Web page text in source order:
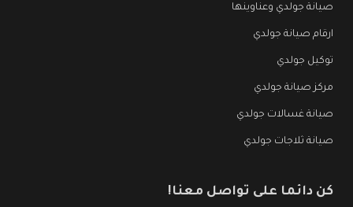
صيانة جولدي وعناوينها
ارقام صيانة جولدي
توكيل جولدي
مركز صيانة جولدي
صيانة غسالات جولدي
صيانة ثلاجات جولدي
كن دائما على تواصل معنا!